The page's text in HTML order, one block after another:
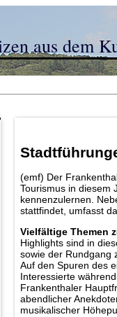
aus dem
(emf) Der
Tourismus in diesem
kennenzulernen.
stattfindet, umfasst
Vielfältige Themen
Highlights sind in
sowie der Rundgang
Auf den Spuren des
Interessierte
Frankenthaler
abendlicher
musikalischer